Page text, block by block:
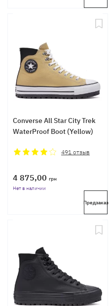
Converse All Star City Trek
WaterProof Boot (Yellow)
491 отзыв
4 875,00 грн
Нет в наличии
Предзаказ